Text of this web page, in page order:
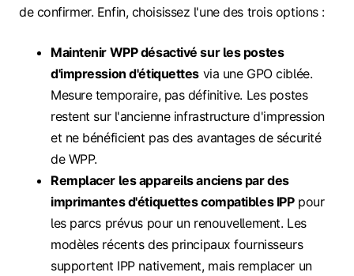
de confirmer. Enfin, choisissez l'une des trois options :
Maintenir WPP désactivé sur les postes
d'impression d'étiquettes via une GPO ciblée.
Mesure temporaire, pas définitive. Les postes
restent sur l'ancienne infrastructure d'impression
et ne bénéficient pas des avantages de sécurité
de WPP.
Remplacer les appareils anciens par des
imprimantes d'étiquettes compatibles IPPpour
les parcs prévus pour un renouvellement. Les
modèles récents des principaux fournisseurs
supportent IPP nativement, mais remplacer un